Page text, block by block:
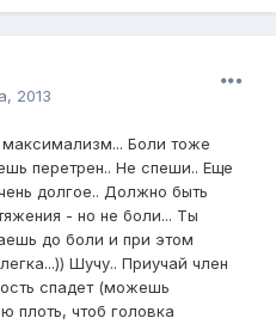
2013
Боли тоже
перетрен.. Не спеши.. Еще
долгое.. Должно быть
- но не боли... Ты
до боли и при этом
Шучу.. Приучай член
спадет (можешь
плоть, чтоб головка